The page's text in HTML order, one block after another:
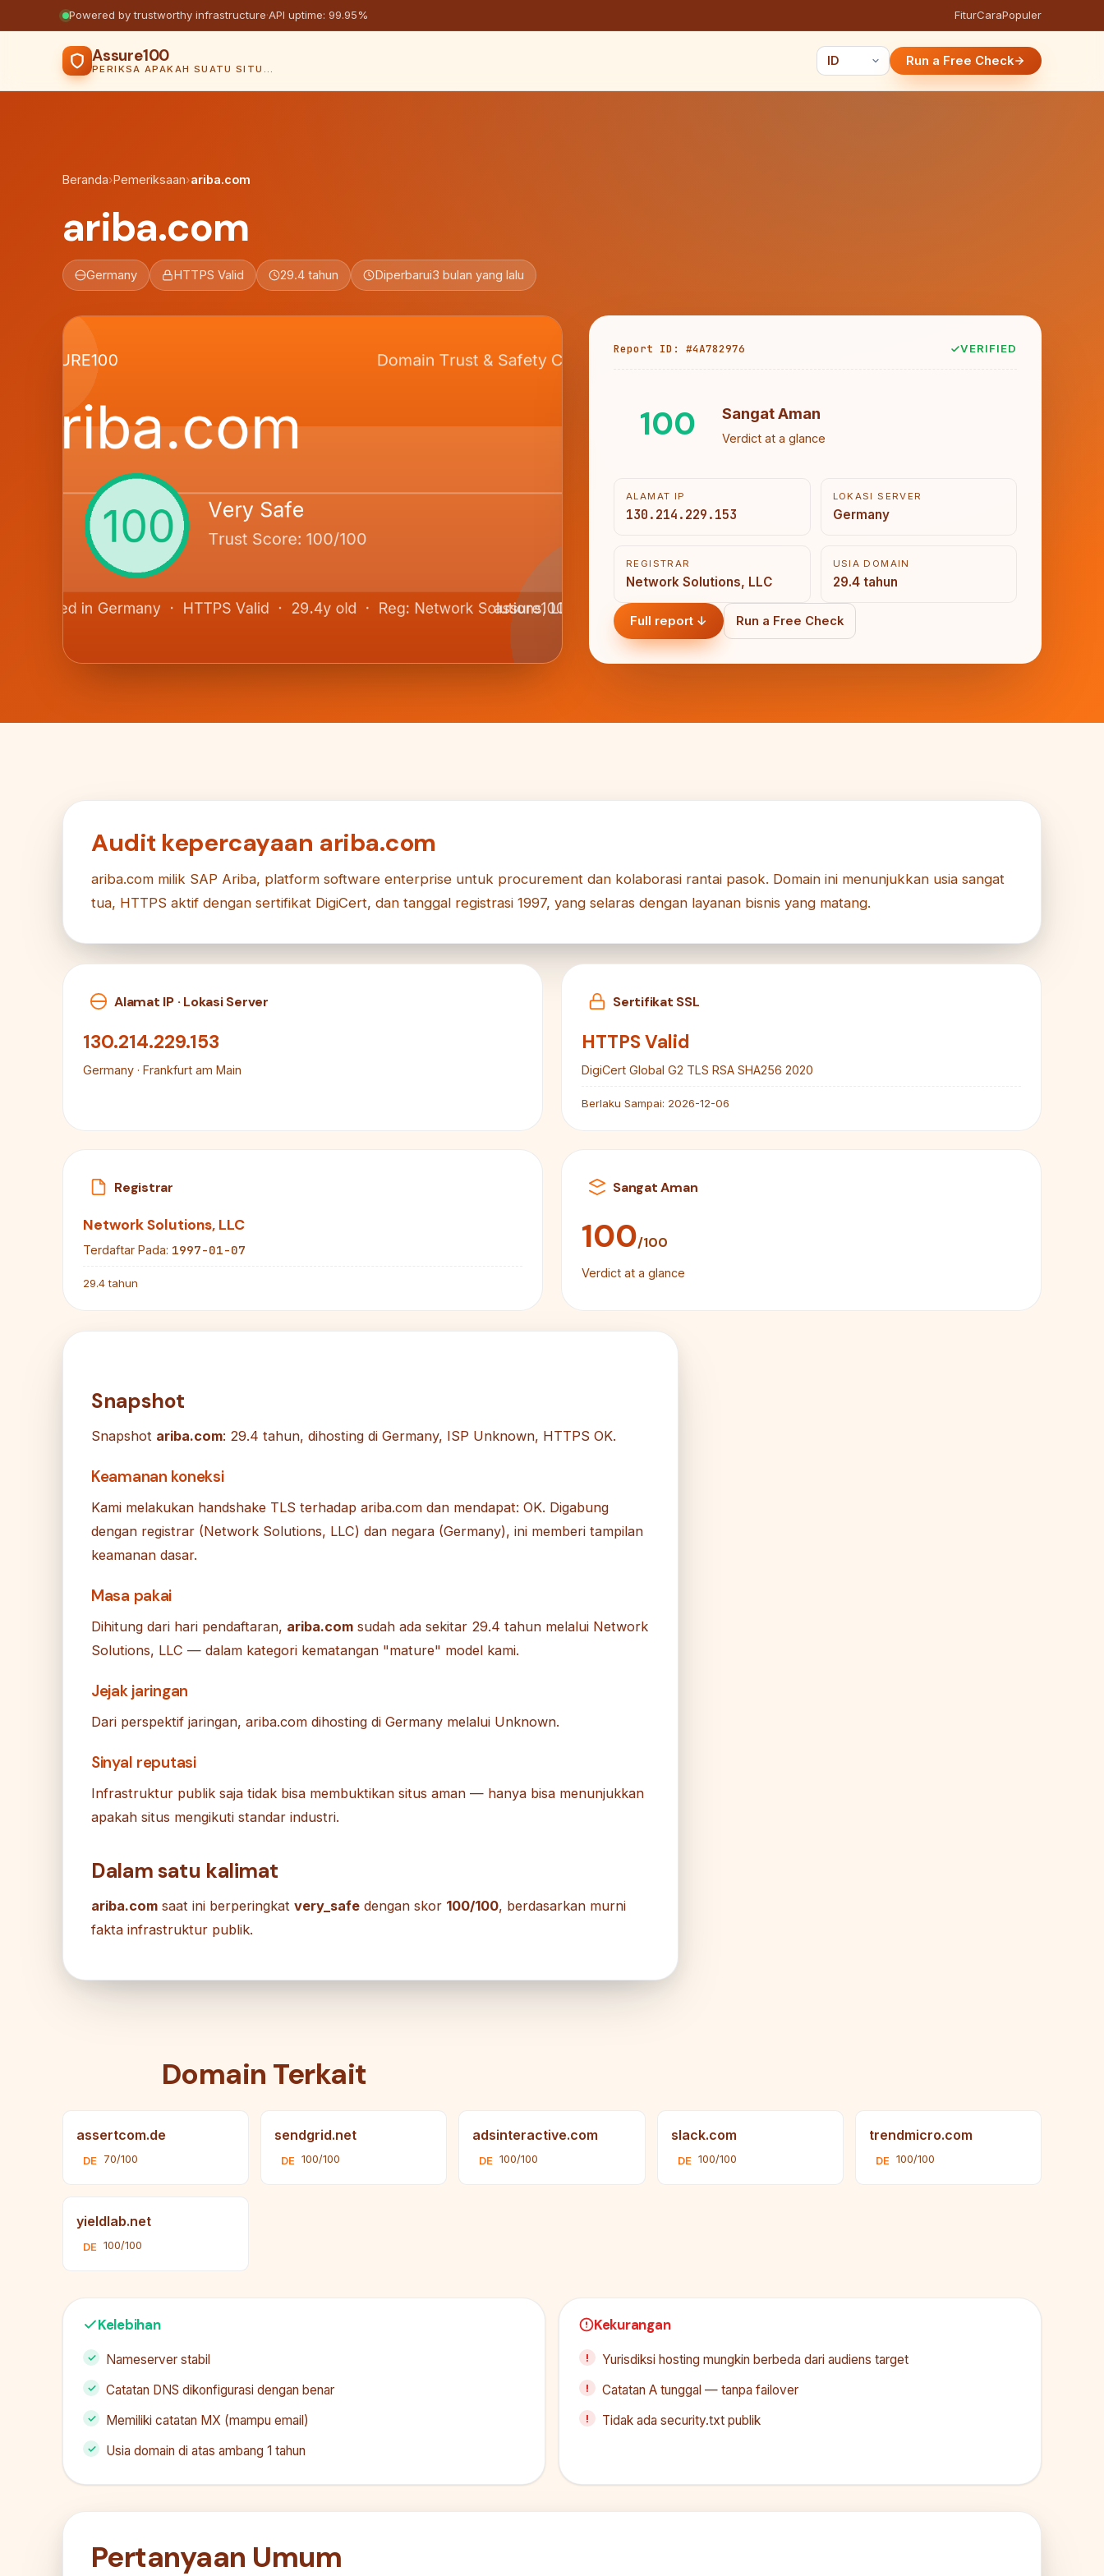
Powered by trustworthy infrastructure·API uptime: 99.95% FiturCaraPopuler
Assure100
PERIKSA APAKAH SUATU SITUS AMAN
Run a Free Check
Beranda›Pemeriksaan›ariba.com
ariba.com
Germany HTTPS Valid 29.4 tahun Diperbarui3 bulan yang lalu
Report ID: #4A782976 VERIFIED
100 Sangat Aman
Verdict at a glance
ALAMAT IP
130.214.229.153
LOKASI SERVER
Germany
REGISTRAR
Network Solutions, LLC
USIA DOMAIN
29.4 tahun
Full report ↓ Run a Free Check
Audit kepercayaan ariba.com
ariba.com milik SAP Ariba, platform software enterprise untuk procurement dan kolaborasi rantai pasok. Domain ini menunjukkan usia sangat
tua, HTTPS aktif dengan sertifikat DigiCert, dan tanggal registrasi 1997, yang selaras dengan layanan bisnis yang matang.
Alamat IP · Lokasi Server
130.214.229.153
Germany · Frankfurt am Main
Sertifikat SSL
HTTPS Valid
DigiCert Global G2 TLS RSA SHA256 2020
Berlaku Sampai: 2026-12-06
Registrar
Network Solutions, LLC
Terdaftar Pada: 1997-01-07
29.4 tahun
Sangat Aman
100/100
Verdict at a glance
Snapshot
Snapshot ariba.com: 29.4 tahun, dihosting di Germany, ISP Unknown, HTTPS OK.
Keamanan koneksi
Kami melakukan handshake TLS terhadap ariba.com dan mendapat: OK. Digabung
dengan registrar (Network Solutions, LLC) dan negara (Germany), ini memberi tampilan
keamanan dasar.
Masa pakai
Dihitung dari hari pendaftaran, ariba.com sudah ada sekitar 29.4 tahun melalui Network
Solutions, LLC — dalam kategori kematangan "mature" model kami.
Jejak jaringan
Dari perspektif jaringan, ariba.com dihosting di Germany melalui Unknown.
Sinyal reputasi
Infrastruktur publik saja tidak bisa membuktikan situs aman — hanya bisa menunjukkan
apakah situs mengikuti standar industri.
Dalam satu kalimat
ariba.com saat ini berperingkat very_safe dengan skor 100/100, berdasarkan murni
fakta infrastruktur publik.
Domain Terkait
assertcom.de
DE 70/100
sendgrid.net
DE 100/100
adsinteractive.com
DE 100/100
slack.com
DE 100/100
trendmicro.com
DE 100/100
yieldlab.net
DE 100/100
Kelebihan
Nameserver stabil
Catatan DNS dikonfigurasi dengan benar
Memiliki catatan MX (mampu email)
Usia domain di atas ambang 1 tahun
Kekurangan
Yurisdiksi hosting mungkin berbeda dari audiens target
Catatan A tunggal — tanpa failover
Tidak ada security.txt publik
Pertanyaan Umum